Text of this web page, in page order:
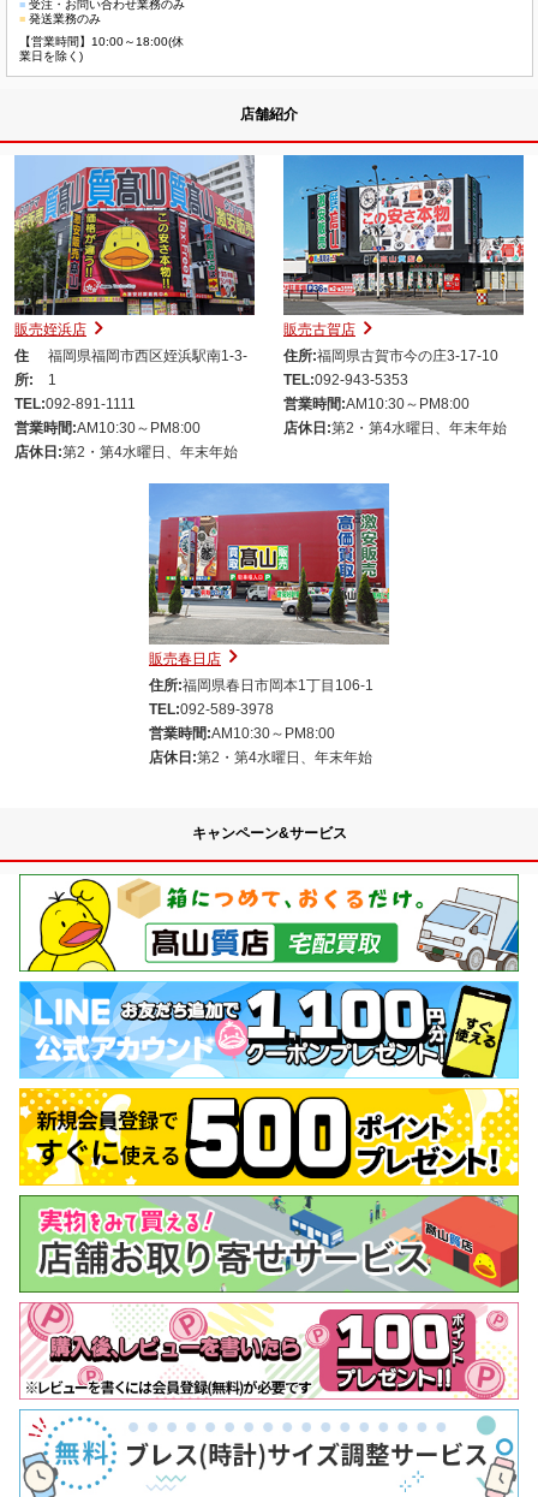
■受注・お問い合わせ業務のみ
■発送業務のみ
【営業時間】10:00～18:00(休
業日を除く)
店舗紹介
販売姪浜店
住
所:
福岡県福岡市西区姪浜駅南1-3-
1
TEL:092-891-1111
営業時間:AM10:30～PM8:00
店休日:第2・第4水曜日、年末年始
販売古賀店
住所:福岡県古賀市今の庄3-17-10
TEL:092-943-5353
営業時間:AM10:30～PM8:00
店休日:第2・第4水曜日、年末年始
販売春日店
住所:福岡県春日市岡本1丁目106-1
TEL:092-589-3978
営業時間:AM10:30～PM8:00
店休日:第2・第4水曜日、年末年始
キャンペーン&サービス